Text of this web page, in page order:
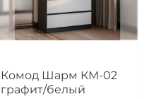
Комод Шарм КМ-02
графит/белый